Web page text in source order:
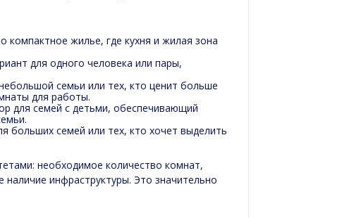
компактное жилье, где кухня и жилая зона
для одного человека или пары,
семьи или тех, кто ценит больше
для работы.
для семей с детьми, обеспечивающий
больших семей или тех, кто хочет выделить
необходимое количество комнат,
инфраструктуры. Это значительно